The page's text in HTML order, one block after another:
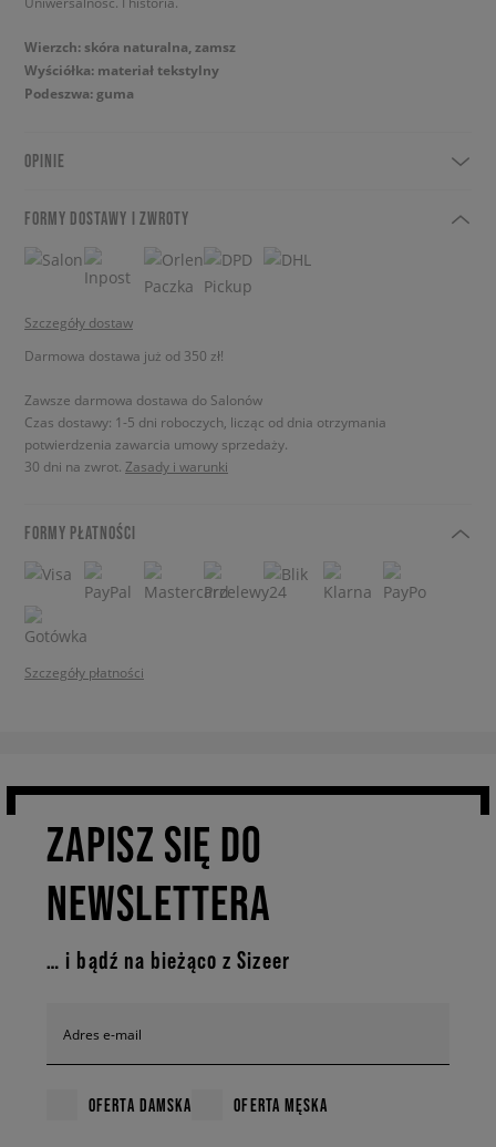
Wierzch: skóra naturalna, zamsz
Wyściółka: materiał tekstylny
Podeszwa: guma
OPINIE
FORMY DOSTAWY I ZWROTY
Szczegóły dostaw
Darmowa dostawa już od 350 zł!
Zawsze darmowa dostawa do Salonów
Czas dostawy: 1-5 dni roboczych, licząc od dnia otrzymania
potwierdzenia zawarcia umowy sprzedaży.
30 dni na zwrot. Zasady i warunki
FORMY PŁATNOŚCI
Szczegóły płatności
ZAPISZ SIĘ DO
NEWSLETTERA
… i bądź na bieżąco z Sizeer
Adres e-mail
OFERTA DAMSKA OFERTA MĘSKA